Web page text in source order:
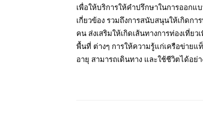
เพื่อให้บริการให้คำปรึกษาในการออก
เกี่ยวข้อง รวมถึงการสนับสนุนให้เกิดก
คน ส่งเสริมให้เกิดเส้นทางการท่องเที่
พื้นที่ ต่างๆ การให้ความรู้แก่เครือข่ายแ
อายุ สามารถเดินทาง และใช้ชีวิตได้อย่